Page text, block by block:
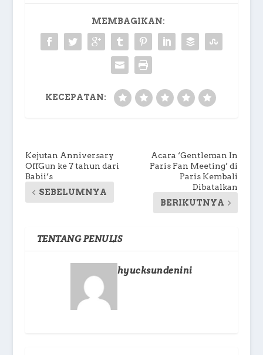
MEMBAGIKAN:
KECEPATAN:
Kejutan Anniversary
OffGun ke 7 tahun dari
Babii’s
SEBELUMNYA
Acara ‘Gentleman In
Paris Fan Meeting’ di
Paris Kembali
Dibatalkan
BERIKUTNYA
TENTANG PENULIS
hyucksundenini